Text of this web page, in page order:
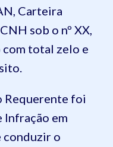
Carteira
sob o nº XX,
total zelo e
Requerente foi
em
conduzir o